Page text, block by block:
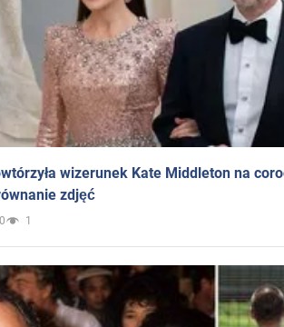
wizerunek Kate Middleton na
zdjęć
1